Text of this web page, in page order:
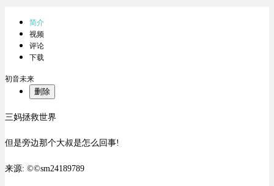
简介
视频
评论
下载
初音未来
删除
三妈拯救世界
但是旁边那个大叔是怎么回事!
来源: ©©sm24189789